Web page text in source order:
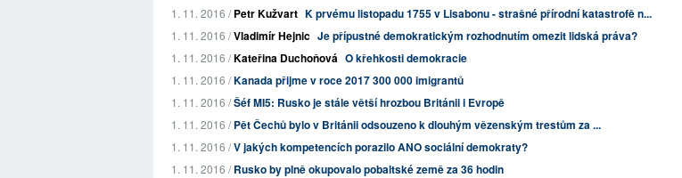
1. 11. 2016 /Petr Kužvart K prvému listopadu 1755 v Lisabonu - strašné přírodní katastrofě n...
1. 11. 2016 /Vladimír Hejnic Je přípustné demokratickým rozhodnutím omezit lidská práva?
1. 11. 2016 /Kateřina Duchoňová O křehkosti demokracie
1. 11. 2016 /Kanada přijme v roce 2017 300 000 imigrantů
1. 11. 2016 /Šéf MI5: Rusko je stále větší hrozbou Británii i Evropě
1. 11. 2016 /Pět Čechů bylo v Británii odsouzeno k dlouhým vězenským trestům za ...
1. 11. 2016 /V jakých kompetencích porazilo ANO sociální demokraty?
1. 11. 2016 /Rusko by plně okupovalo pobaltské země za 36 hodin